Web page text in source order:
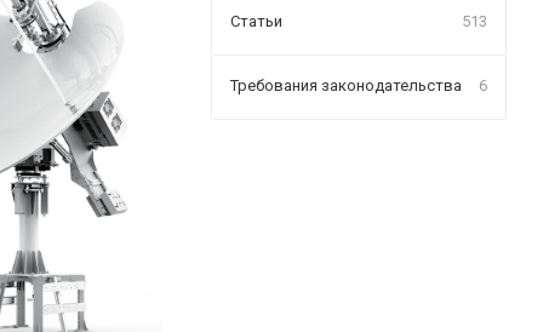
Статьи 513
Требования законодательства 6